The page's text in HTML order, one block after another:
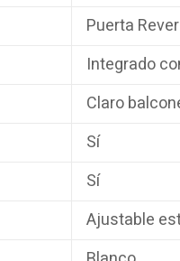
Puerta
Integrado
Claro
Sí
Sí
Ajustable